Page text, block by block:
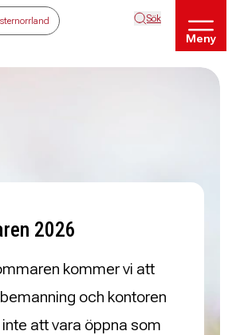
Sök
Meny
2026
kommer vi att
och kontoren
att vara öppna som